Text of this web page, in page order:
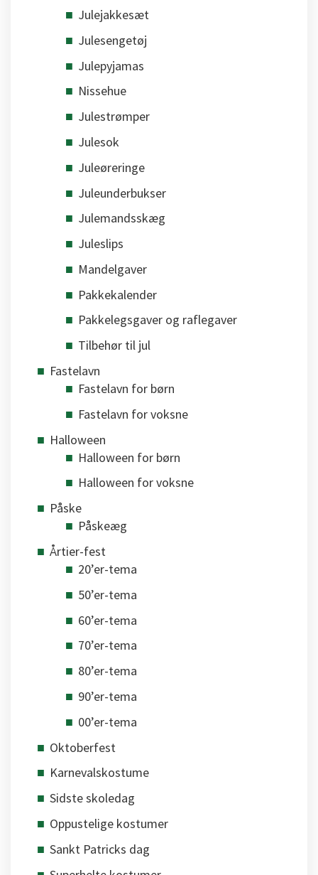
Julejakkesæt
Julesengetøj
Julepyjamas
Nissehue
Julestrømper
Julesok
Juleøreringe
Juleunderbukser
Julemandsskæg
Juleslips
Mandelgaver
Pakkekalender
Pakkelegsgaver og raflegaver
Tilbehør til jul
Fastelavn
Fastelavn for børn
Fastelavn for voksne
Halloween
Halloween for børn
Halloween for voksne
Påske
Påskeæg
Årtier-fest
20’er-tema
50’er-tema
60’er-tema
70’er-tema
80’er-tema
90’er-tema
00’er-tema
Oktoberfest
Karnevalskostume
Sidste skoledag
Oppustelige kostumer
Sankt Patricks dag